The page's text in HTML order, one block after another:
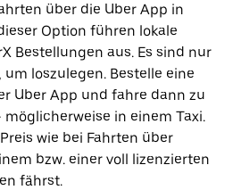
über die Uber App in
Option führen lokale
Bestellungen aus. Es sind nur
loszulegen. Bestelle eine
Uber App und fahre dann zu
in einem Taxi.
wie bei Fahrten über
bzw. einer voll lizenzierten
fährst.